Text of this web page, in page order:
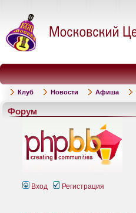
Клуб Новости Афиша
Форум
Вход Регистрация